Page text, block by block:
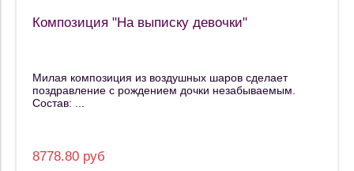
Композиция "На выписку девочки"
Милая композиция из воздушных шаров сделает
поздравление с рождением дочки незабываемым.
Состав: ...
8778.80 руб